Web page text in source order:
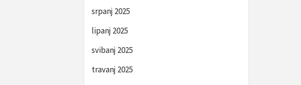
srpanj 2025
lipanj 2025
svibanj 2025
travanj 2025